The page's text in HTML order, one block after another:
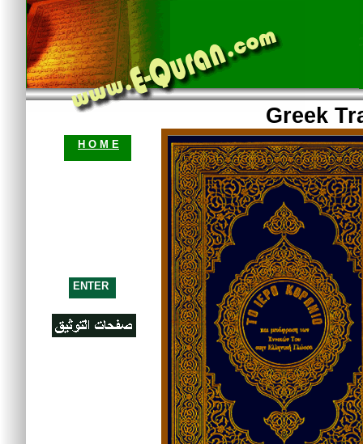
Greek
ENTER
H O M E